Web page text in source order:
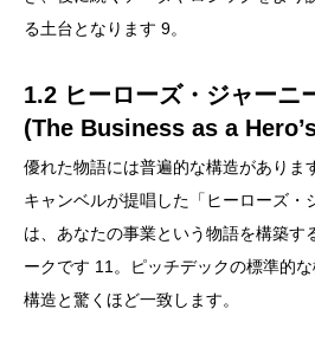
る土台となります 9。
1.2 ヒーローズ・ジャーニ
(The Business as a
優れた物語には普遍的な構造がありま
キャンベルが提唱した「ヒーローズ・
は、あなたの事業という物語を構築す
ークです 11。ピッチデックの標準的
構造と驚くほど一致します。